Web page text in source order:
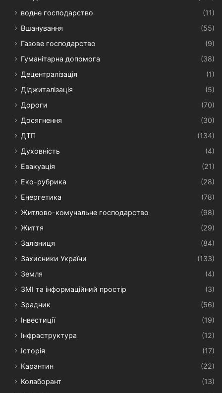
водне господарство
(11)
Вшанування
(55)
Газове господарство
(9)
Гуманітарна допомога
(38)
Децентралізація
(1)
Діджиталізація
(5)
Дороги
(70)
Досягнення
(30)
ДТП
(134)
Духовність
(4)
Евакуація
(21)
Еко-рубрика
(28)
Енергетика
(78)
Житлово-комунальне господарство
(98)
Життя
(29)
Залізниця
(84)
Захисники України
(133)
Земля
(4)
ЗМІ та інформаційний простір
(3)
Зрадник
(56)
Інвестиції
(19)
Інфраструктура
(12)
Історія
(17)
Карантин
(22)
Колаборант
(13)